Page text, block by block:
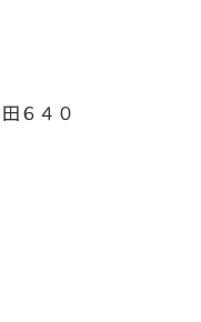
６４０